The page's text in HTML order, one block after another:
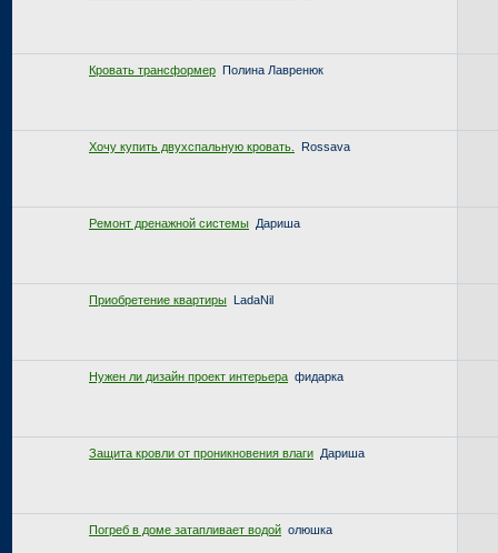
Кровать трансформер Полина Лавренюк
Хочу купить двухспальную кровать. Rossava
Ремонт дренажной системы Дариша
Приобретение квартиры LadaNil
Нужен ли дизайн проект интерьера фидарка
Защита кровли от проникновения влаги Дариша
Погреб в доме затапливает водой олюшка